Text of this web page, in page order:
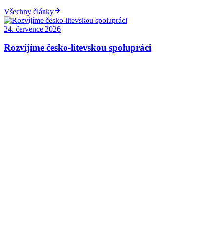
Všechny články
24. července 2026
Rozvíjíme česko-litevskou spolupráci